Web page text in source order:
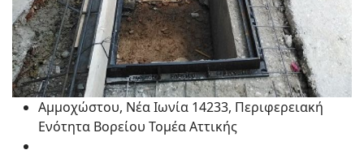
Αμμοχώστου, Νέα Ιωνία 14233, Περιφερειακή
Ενότητα Βορείου Τομέα Αττικής